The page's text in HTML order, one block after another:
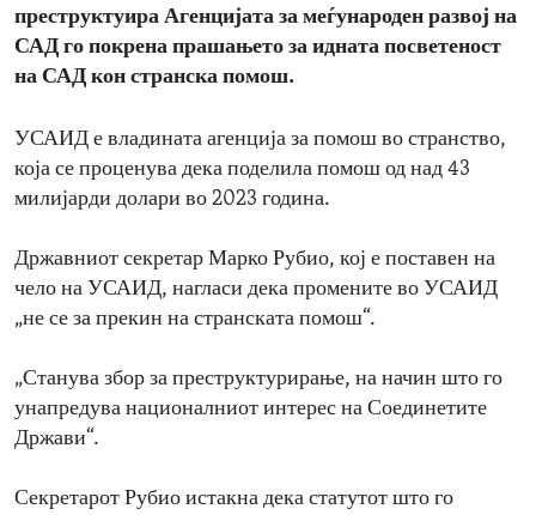
преструктуира Агенцијата за меѓународен развој на
САД го покрена прашањето за идната посветеност
на САД кон странска помош.
УСАИД е владината агенција за помош во странство,
која се проценува дека поделила помош од над 43
милијарди долари во 2023 година.
Државниот секретар Марко Рубио, кој е поставен на
чело на УСАИД, нагласи дека промените во УСАИД
„не се за прекин на странската помош“.
„Станува збор за преструктурирање, на начин што го
унапредува националниот интерес на Соединетите
Држави“.
Секретарот Рубио истакна дека статутот што го